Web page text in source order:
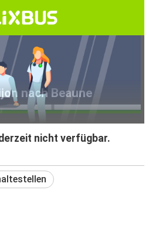
nach Beaune
nicht verfügbar.